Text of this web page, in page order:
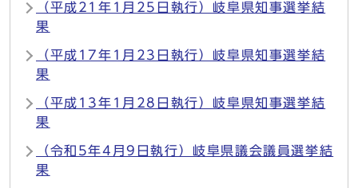
（平成21年1月25日執行）岐阜県知事選挙結
果
（平成17年1月23日執行）岐阜県知事選挙結
果
（平成13年1月28日執行）岐阜県知事選挙結
果
（令和5年4月9日執行）岐阜県議会議員選挙結
果